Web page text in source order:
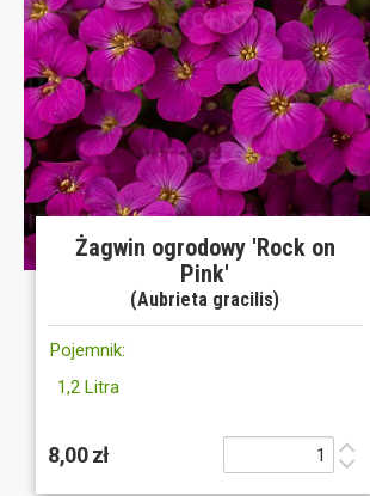
Żagwin ogrodowy 'Rock on
Pink'
(Aubrieta gracilis)
Pojemnik:
1,2 Litra
8,00 zł